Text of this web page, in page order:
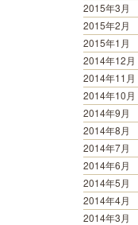
2015年3月
2015年2月
2015年1月
2014年12月
2014年11月
2014年10月
2014年9月
2014年8月
2014年7月
2014年6月
2014年5月
2014年4月
2014年3月